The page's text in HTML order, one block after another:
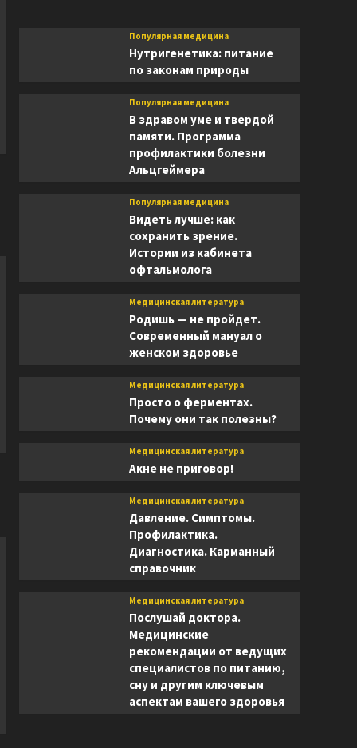
Популярная медицина
Нутригенетика: питание
по законам природы
Популярная медицина
В здравом уме и твердой
памяти. Программа
профилактики болезни
Альцгеймера
Популярная медицина
Видеть лучше: как
сохранить зрение.
Истории из кабинета
офтальмолога
Медицинская литература
Родишь — не пройдет.
Современный мануал о
женском здоровье
Медицинская литература
Просто о ферментах.
Почему они так полезны?
Медицинская литература
Акне не приговор!
Медицинская литература
Давление. Симптомы.
Профилактика.
Диагностика. Карманный
справочник
Медицинская литература
Послушай доктора.
Медицинские
рекомендации от ведущих
специалистов по питанию,
сну и другим ключевым
аспектам вашего здоровья